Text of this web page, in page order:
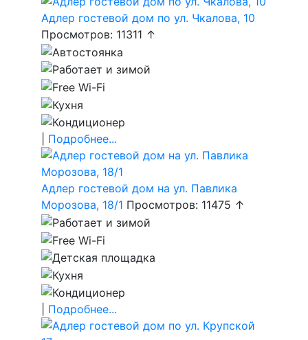
Адлер гостевой дом по ул. Чкалова, 10
Просмотров: 11311 ↑
Подробнее...
Адлер гостевой дом на ул. Павлика
Морозова, 18/1 Просмотров: 11475 ↑
Подробнее...